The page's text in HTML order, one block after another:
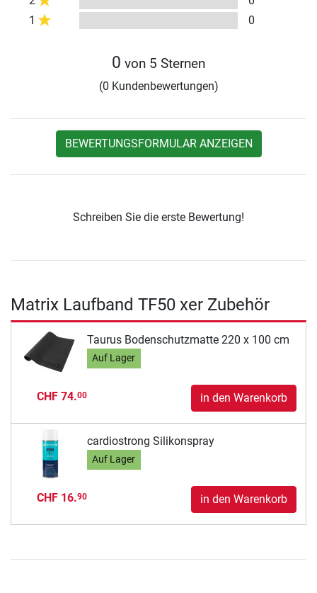
1
0
0 von 5 Sternen
(0 Kundenbewertungen)
BEWERTUNGSFORMULAR ANZEIGEN
Schreiben Sie die erste Bewertung!
Matrix Laufband TF50 xer Zubehör
Taurus Bodenschutzmatte 220 x 100 cm
Auf Lager
CHF 74.00 in den Warenkorb
cardiostrong Silikonspray
Auf Lager
CHF 16.90 in den Warenkorb